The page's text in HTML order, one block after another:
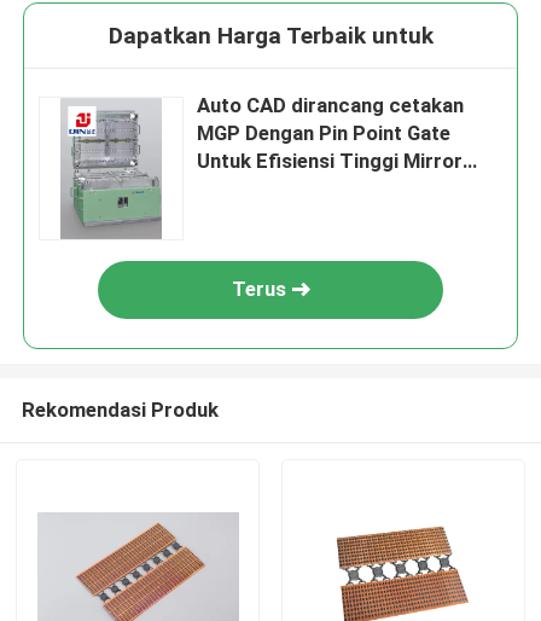
Dapatkan Harga Terbaik untuk
Auto CAD dirancang cetakan
MGP Dengan Pin Point Gate
Untuk Efisiensi Tinggi Mirror
Terus
Rekomendasi Produk